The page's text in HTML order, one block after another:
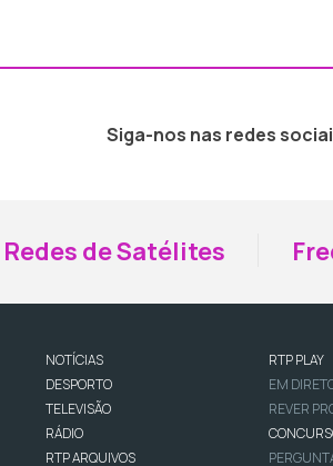
Siga-nos nas redes
Redes de Satélites
NOTÍCIAS
DESPORTO
TELEVISÃO
RÁDIO
RTP ARQUIVOS
RTP PLAY
EM
REVER